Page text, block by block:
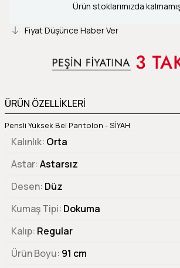
Ürün stoklarımızda
Fiyat Düşünce Haber Ver
ÜRÜN ÖZELLİKLERİ
Pensli Yüksek Bel Pantolon - SİYAH
Kalınlık Orta
Astar Astarsız
Desen Düz
Kumaş Tipi Dokuma
Kalıp Regular
Ürün Boyu 91 cm